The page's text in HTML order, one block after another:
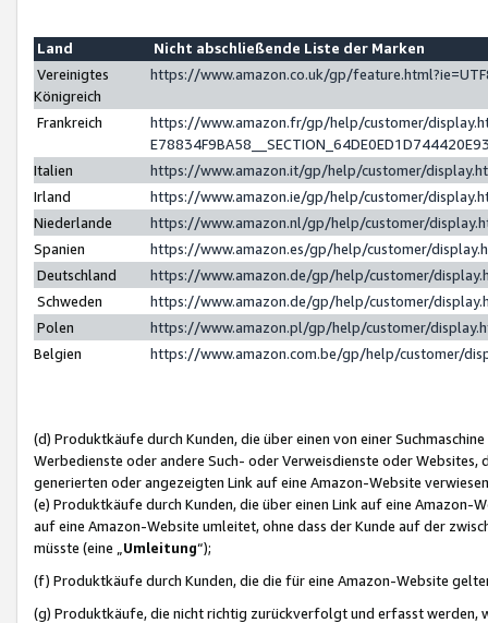
Land
Nicht abschließende Liste der Marken
Vereinigtes
Königreich
https://www.amazon.co.uk/gp/
Frankreich
https://www.amazon.fr/gp/help/customer/
Italien
https://www.amazon.it/gp/help/customer/
Irland
https://www.amazon.ie/gp/help/customer/
Niederlande
https://www.amazon.nl/gp/help/customer/
Spanien
https://www.amazon.es/gp/help/customer/
Deutschland
https://www.amazon.de/gp/help/customer/
Schweden
https://www.amazon.de/gp/help/customer/
Polen
https://www.amazon.pl/gp/help/customer/
Belgien
https://www.amazon.com.be/gp/help/customer/
(d) Produktkäufe durch Kunden, die über einen von einer
Werbedienste oder andere Such- oder Verweisdienste oder Websites,
generierten oder angezeigten Link auf eine Amazon-Website
(e) Produktkäufe durch Kunden, die über einen Link auf eine
auf eine Amazon-Website umleitet, ohne dass der Kunde auf der
müsste (eine „ Umleitung“);
(f) Produktkäufe durch Kunden, die die für eine Amazon-Website
(g) Produktkäufe, die nicht richtig zurückverfolgt und erfasst werden,